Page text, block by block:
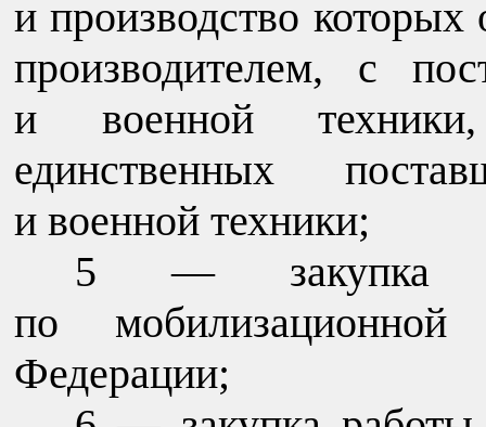
и производство
производителем, с
и военной
единственных
и военной техники;
5 — закупка
по
Федерации;